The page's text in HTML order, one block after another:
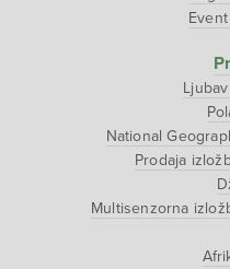
National
Prodaja
Multisenzorna